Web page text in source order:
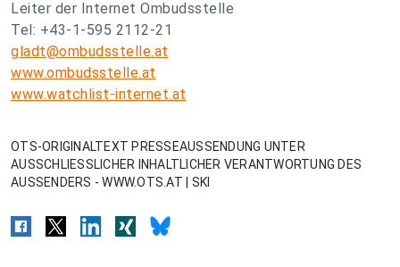
Leiter der Internet Ombudsstelle
Tel: +43-1-595 2112-21
gladt@ombudsstelle.at
www.ombudsstelle.at
www.watchlist-internet.at
OTS-ORIGINALTEXT PRESSEAUSSENDUNG UNTER
AUSSCHLIESSLICHER INHALTLICHER VERANTWORTUNG DES
AUSSENDERS - WWW.OTS.AT | SKI